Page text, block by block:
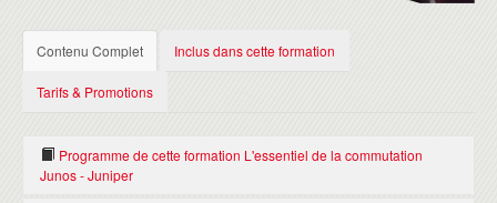
Contenu Complet Inclus dans cette formation
Tarifs & Promotions
Programme de cette formation L'essentiel de la commutation
Junos - Juniper